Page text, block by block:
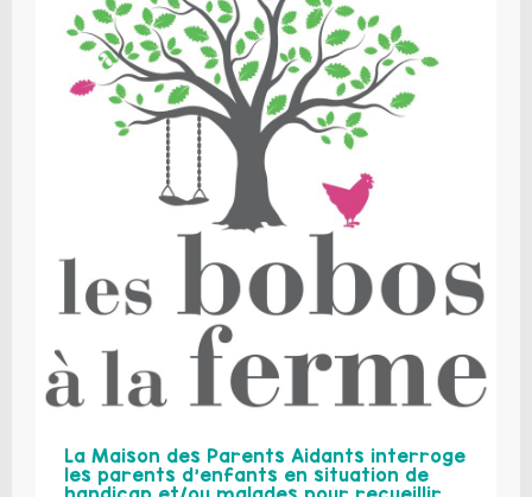
La Maison des Parents Aidants interroge
les parents d’enfants en situation de